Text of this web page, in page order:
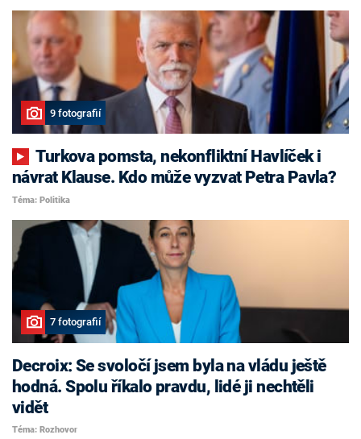
9 fotografií
Turkova pomsta, nekonfliktní Havlíček i
návrat Klause. Kdo může vyzvat Petra Pavla?
Téma: Politika
7 fotografií
Decroix: Se svoločí jsem byla na vládu ještě
hodná. Spolu říkalo pravdu, lidé ji nechtěli
vidět
Téma: Rozhovor